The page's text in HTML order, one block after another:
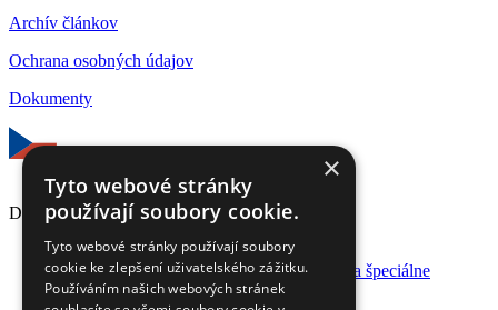
Archív článkov
Ochrana osobných údajov
Dokumenty
Design byZema.design
Produktové rady
Priemyselné odmasťovanie, čistenie a špeciálne
aplikácie
×
Tyto webové stránky
používají soubory cookie.
Tyto webové stránky používají soubory
cookie ke zlepšení uživatelského zážitku.
Používáním našich webových stránek